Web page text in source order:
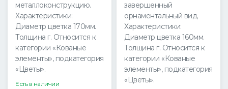
металлоконструкцию.
Характеристики:
Диаметр цветка 170мм.
Толщина г. Относится к
категории «Кованые
элементы», подкатегория
«Цветы».
Есть в наличии
завершенный
орнаментальный вид.
Характеристики:
Диаметр цветка 160мм.
Толщина г. Относится к
категории «Кованые
элементы», подкатегория
«Цветы».